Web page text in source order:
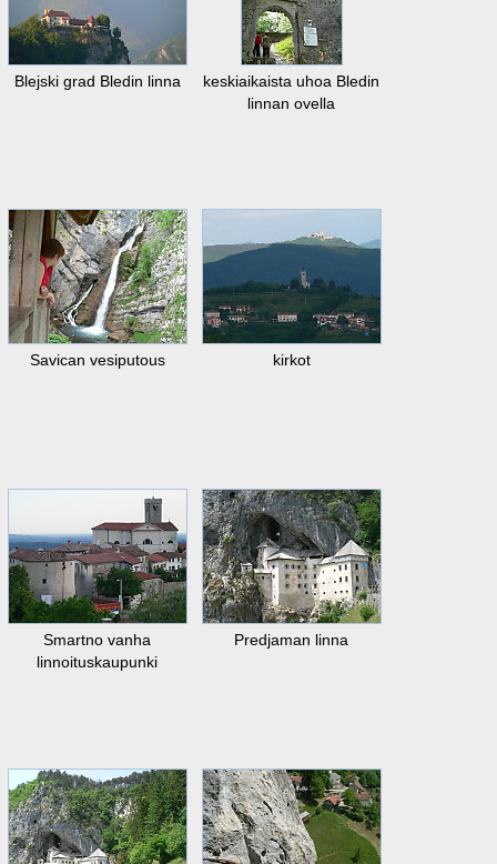
Blejski grad Bledin linna
keskiaikaista uhoa Bledin
linnan ovella
Savican vesiputous kirkot
Smartno vanha
linnoituskaupunki
Predjaman linna